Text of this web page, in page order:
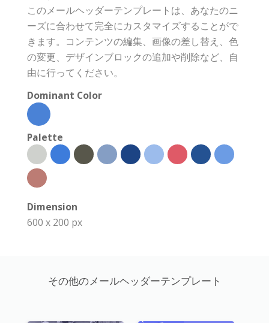
このメールヘッダーテンプレートは、あなたのニ
ーズに合わせて完全にカスタマイズすることがで
きます。コンテンツの編集、画像の差し替え、色
の変更、デザインブロックの追加や削除など、自
由に行ってください。
Dominant Color
Palette
Dimension
600 x 200 px
その他のメールヘッダーテンプレート